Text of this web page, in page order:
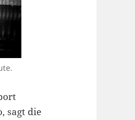
sagt die